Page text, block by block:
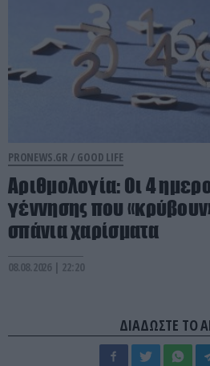
PRONEWS.GR / GOOD LIFE
Αριθμολογία: Οι 4
γέννησης που
σπάνια χαρίσματα
08.08.2026 | 22:20
ΔΙΑΔΩΣΤΕ ΤΟ